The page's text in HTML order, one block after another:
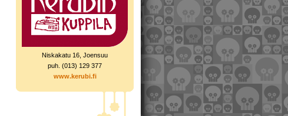
Niskakatu 16, Joensuu
puh. (013) 129 377
www.kerubi.fi